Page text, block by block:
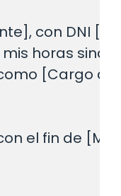
con DNI
horas
[Cargo
el fin de